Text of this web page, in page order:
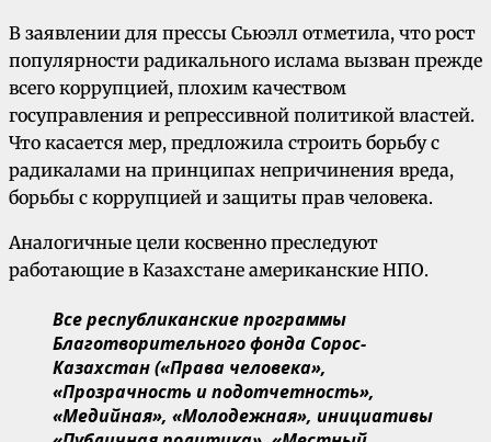
В заявлении для прессы Сьюэлл отметила, что рост
популярности радикального ислама вызван прежде
всего коррупцией, плохим качеством
госуправления и репрессивной политикой властей.
Что касается мер, предложила строить борьбу с
радикалами на принципах непричинения вреда,
борьбы с коррупцией и защиты прав человека.
Аналогичные цели косвенно преследуют
работающие в Казахстане американские НПО.
Все республиканские программы
Благотворительного фонда Сорос-
Казахстан («Права человека»,
«Прозрачность и подотчетность»,
«Медийная», «Молодежная», инициативы